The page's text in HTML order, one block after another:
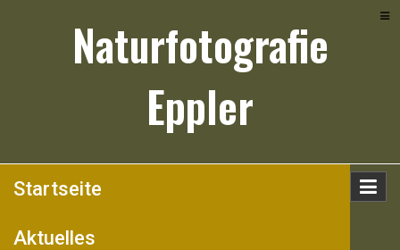
Naturfotografie
Eppler
Startseite
Aktuelles